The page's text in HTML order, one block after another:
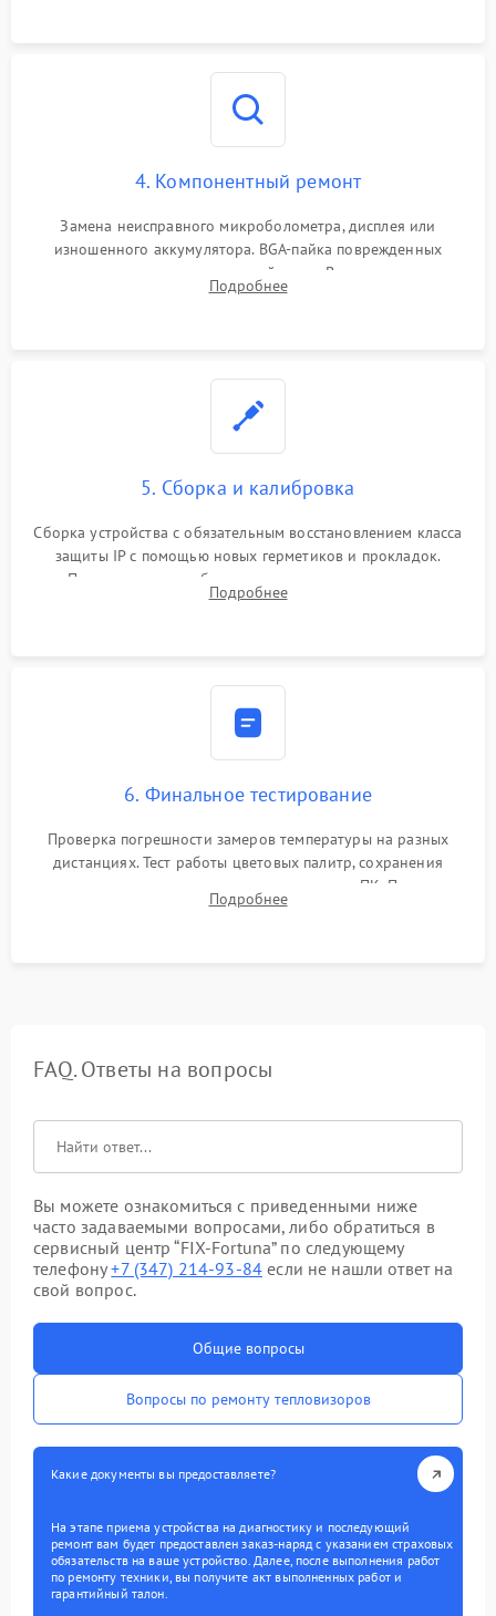
4. Компонентный ремонт
Замена неисправного микроболометра, дисплея или
изношенного аккумулятора. BGA-пайка поврежденных
контроллеров на материнской плате. Восстановление
разъемов и кнопок, замена поврежденных элементов
Подробнее
5. Сборка и калибровка
Сборка устройства с обязательным восстановлением класса
защиты IP с помощью новых герметиков и прокладок.
Программная калибровка матрицы по эталонному
абсолютно черному телу для точного измерения температур.
Подробнее
6. Финальное тестирование
Проверка погрешности замеров температуры на разных
дистанциях. Тест работы цветовых палитр, сохранения
термограмм в память и передачи данных на ПК. Проверка
автономности работы и итоговый контроль качества.
Подробнее
FAQ. Ответы на вопросы
Вы можете ознакомиться с приведенными ниже
часто задаваемыми вопросами, либо обратиться в
сервисный центр “FIX-Fortuna” по следующему
телефону+7 (347) 214-93-84 если не нашли ответ на
свой вопрос.
Общие вопросы
Вопросы по ремонту тепловизоров
Какие документы вы предоставляете?
На этапе приема устройства на диагностику и последующий
ремонт вам будет предоставлен заказ-наряд с указанием страховых
обязательств на ваше устройство. Далее, после выполнения работ
по ремонту техники, вы получите акт выполненных работ и
гарантийный талон.